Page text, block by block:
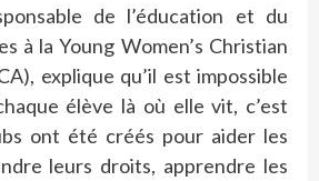
de l’éducation et du
à la Young Women’s Christian
explique qu’il est impossible
élève là où elle vit, c’est
ont été créés pour aider les
leurs droits, apprendre les